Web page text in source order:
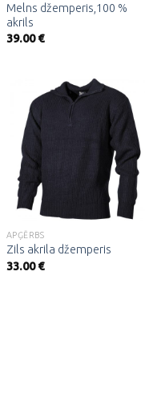
Melns džemperis,100 %
akrils
39.00€
Pievienot
vēlmju
sarakstam
APĢĒRBS
Zils akrila džemperis
33.00€